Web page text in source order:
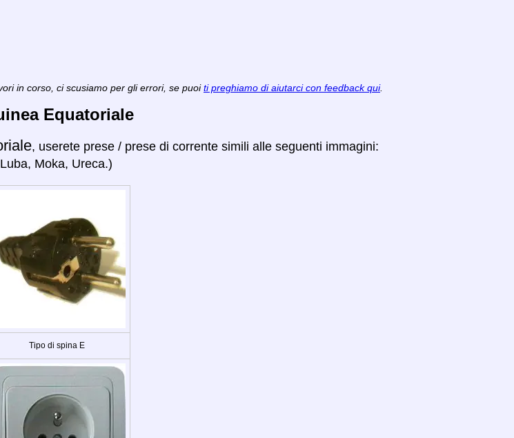
in corso, ci scusiamo per gli errori, se puoi ti preghiamo di aiutarci con feedback qui.
Equatoriale
, userete prese / prese di corrente simili alle seguenti immagini:
Moka, Ureca.)
Tipo di spina E